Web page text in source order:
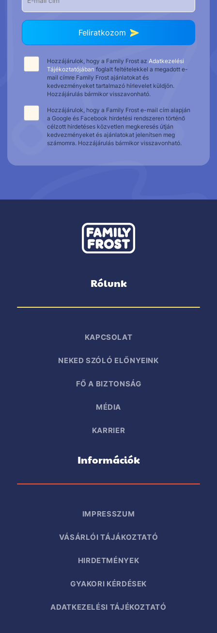
Feliratkozom
Hozzájárulok, hogy a Family Frost az Adatkezelési
Tájékoztatójában foglalt feltételekkel a megadott e-
mail címre Family Frost ajánlatokat és
kedvezményeket tartalmazó hírlevelet küldjön.
Hozzájárulás bármikor visszavonható.
Hozzájárulok, hogy a Family Frost e-mail cím alapján
a Google és Facebook hirdetési rendszeren történő
célzott hirdetéses közvetlen megkeresés útján
kedvezményeket és ajánlatokat jelenítsen meg
számomra. Hozzájárulás bármikor visszavonható.
Rólunk
KAPCSOLAT
NEKED SZÓLÓ ELŐNYEINK
FŐ A BIZTONSÁG
MÉDIA
KARRIER
Információk
IMPRESSZUM
VÁSÁRLÓI TÁJÁKOZTATÓ
HIRDETMÉNYEK
GYAKORI KÉRDÉSEK
ADATKEZELÉSI TÁJÉKOZTATÓ